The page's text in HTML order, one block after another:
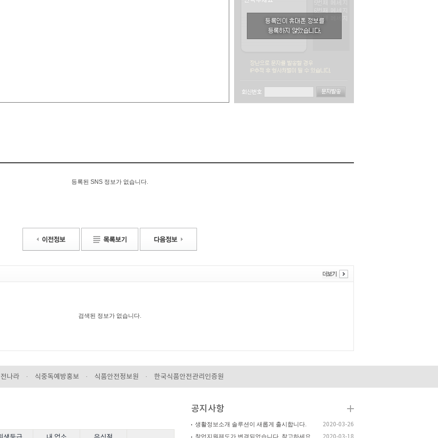
등록된 SNS 정보가 없습니다.
검색된 정보가 없습니다.
나라 · 식중독예방홍보 · 식품안전정보원 · 한국식품안전관리인증원
공지사항
생활정보소개 솔루션이 새롭게 출시합니다. 2020-03-26
창업지원제도가 변경되었습니다. 참고하세요